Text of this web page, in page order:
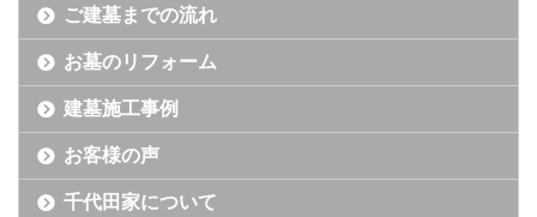
ご建墓までの流れ
お墓のリフォーム
建墓施工事例
お客様の声
千代田家について